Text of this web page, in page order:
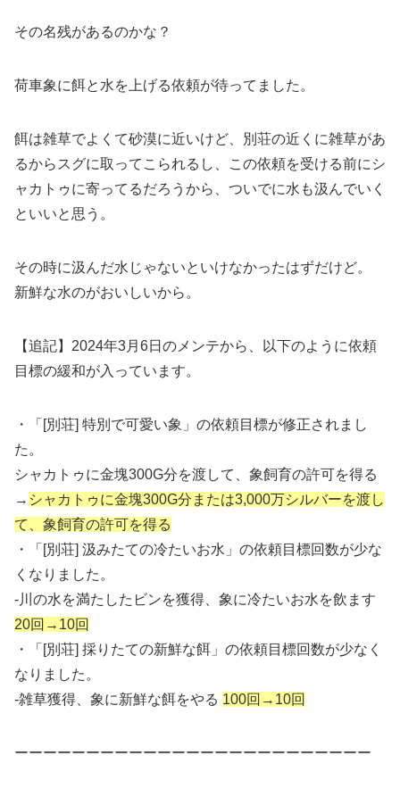
その名残があるのかな？
荷車象に餌と水を上げる依頼が待ってました。
餌は雑草でよくて砂漠に近いけど、別荘の近くに雑草があ
るからスグに取ってこられるし、この依頼を受ける前にシ
ャカトゥに寄ってるだろうから、ついでに水も汲んでいく
といいと思う。
その時に汲んだ水じゃないといけなかったはずだけど。
新鮮な水のがおいしいから。
【追記】2024年3月6日のメンテから、以下のように依頼
目標の緩和が入っています。
・「[別荘] 特別で可愛い象」の依頼目標が修正されまし
た。
シャカトゥに金塊300G分を渡して、象飼育の許可を得る
→ シャカトゥに金塊300G分または3,000万シルバーを渡し
て、象飼育の許可を得る
・「[別荘] 汲みたての冷たいお水」の依頼目標回数が少な
くなりました。
-川の水を満たしたビンを獲得、象に冷たいお水を飲ます
20回→10回
・「[別荘] 採りたての新鮮な餌」の依頼目標回数が少なく
なりました。
-雑草獲得、象に新鮮な餌をやる 100回→10回
ーーーーーーーーーーーーーーーーーーーーーーーーー